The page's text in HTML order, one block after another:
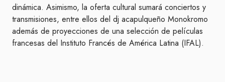
dinámica. Asimismo, la oferta cultural sumará conciertos y
transmisiones, entre ellos del dj acapulqueño Monokromo
además de proyecciones de una selección de películas
francesas del Instituto Francés de América Latina (IFAL).